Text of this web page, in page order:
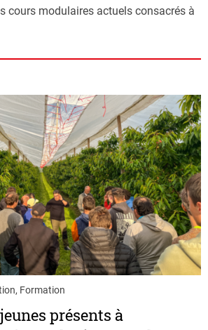
cours modulaires actuels consacrés à
Formation
présents à